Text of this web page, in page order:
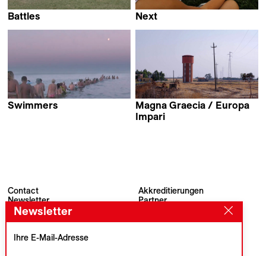
Battles
Next
Swimmers
Magna Graecia / Europa
Impari
Contact
Newsletter
Archiv
Akkreditierungen
Partner
Visions du Réel
Place du Marché 2
CH–1260 Nyon
#VisionsduReel
Newsletter
Ihre E-Mail-Adresse